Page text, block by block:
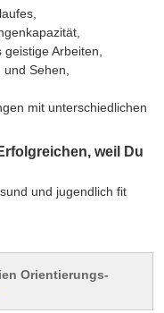
Arbeiten,
und Sehen,
mit unterschiedlichen
weil Du
und jugendlich fit
Orientierungs-